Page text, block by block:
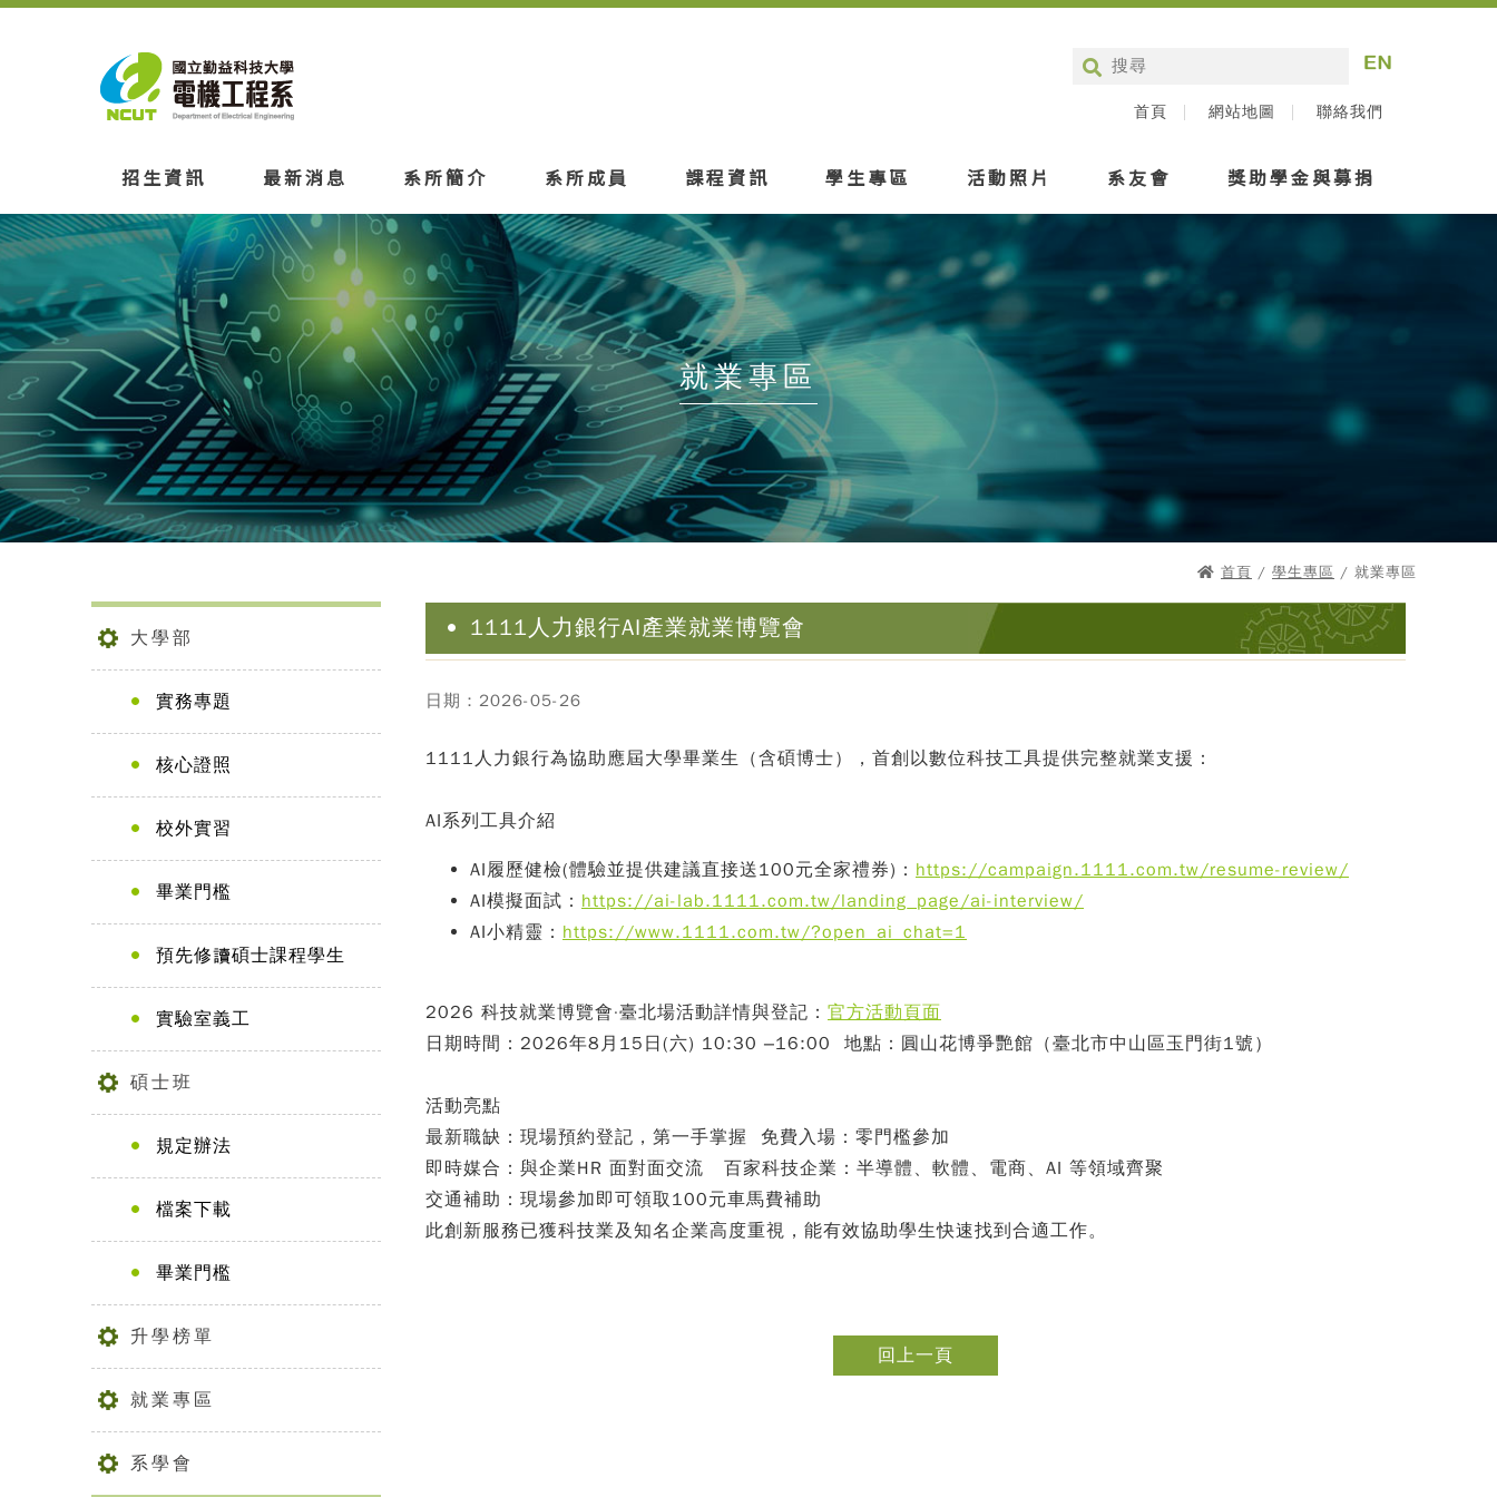
首頁 網站地圖 聯絡我們
招生資訊 最新消息 系所簡介 系所成員 課程資訊 學生專區 活動照片 系友會 獎助學金與募捐
就業專區
首頁 / 學生專區 / 就業專區
大學部
實務專題
核心證照
校外實習
畢業門檻
預先修讀碩士課程學生
實驗室義工
碩士班
規定辦法
檔案下載
畢業門檻
升學榜單
就業專區
系學會
1111人力銀行AI產業就業博覽會
日期：2026-05-26
1111人力銀行為協助應屆大學畢業生（含碩博士），首創以數位科技工具提供完整就業支援：
AI系列工具介紹
AI履歷健檢(體驗並提供建議直接送100元全家禮券)： https://campaign.1111.com.tw/resume-review/
AI模擬面試： https://ai-lab.1111.com.tw/landing_page/ai-interview/
AI小精靈： https://www.1111.com.tw/?open_ai_chat=1
2026 科技就業博覽會·臺北場活動詳情與登記： 官方活動頁面
日期時間： 2026年8月15 日(六) 10:30 –16:00 地點：圓山花博爭艷館（臺北市中山區玉門街1號）
活動亮點
最新職缺：現場預約登記，第一手掌握 免費入場：零門檻參加
即時媒合：與企業HR 面對面交流 百家科技企業：半導體、軟體、電商、AI 等領域齊聚
交通補助：現場參加即可領取100元車馬費補助
此創新服務已獲科技業及知名企業高度重視，能有效協助學生快速找到合適工作。
回上一頁